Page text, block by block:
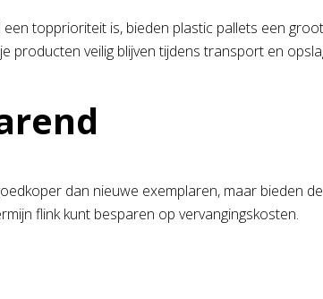
topprioriteit is, bieden plastic pallets een
producten veilig blijven tijdens transport en
dan nieuwe exemplaren, maar bieden
flink kunt besparen op vervangingskosten.